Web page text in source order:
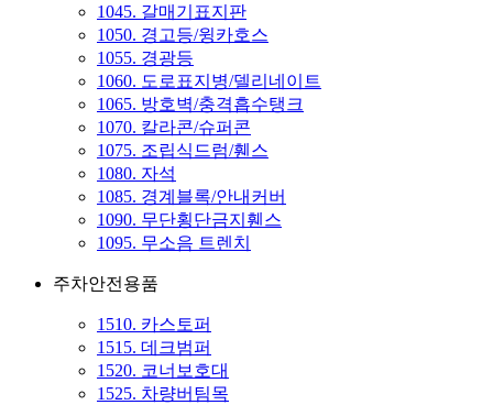
1045. 갈매기표지판
1050. 경고등/윙카호스
1055. 경광등
1060. 도로표지병/델리네이트
1065. 방호벽/충격흡수탱크
1070. 칼라콘/슈퍼콘
1075. 조립식드럼/휀스
1080. 자석
1085. 경계블록/안내커버
1090. 무단횡단금지휀스
1095. 무소음 트렌치
주차안전용품
1510. 카스토퍼
1515. 데크범퍼
1520. 코너보호대
1525. 차량버팀목